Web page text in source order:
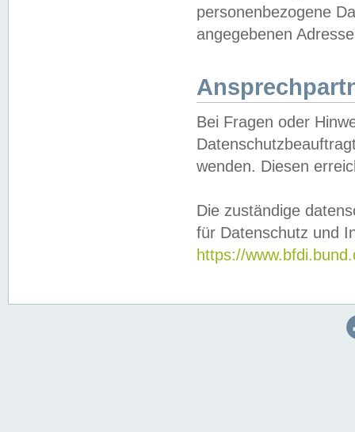
personenbezogene
angegebenen
Bei Fragen oder
wenden. Diesen
Die zuständige
für Datenschutz und
https://